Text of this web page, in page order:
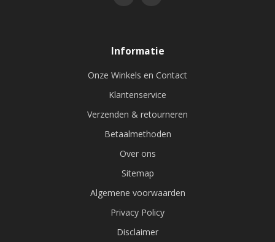
Informatie
Onze Winkels en Contact
Klantenservice
Verzenden & retourneren
Betaalmethoden
Over ons
Sitemap
Algemene voorwaarden
Privacy Policy
Disclaimer